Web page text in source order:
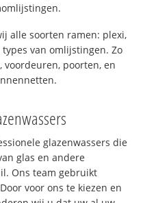
alle soorten ramen: plexi,
van omlijstingen. Zo
voordeuren, poorten, en
glazenwassers die
glas en andere
Ons team gebruikt
voor ons te kiezen en